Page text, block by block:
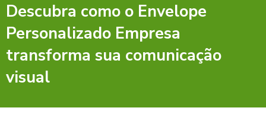
Descubra como o Envelope
Personalizado Empresa
transforma sua comunicação
visual